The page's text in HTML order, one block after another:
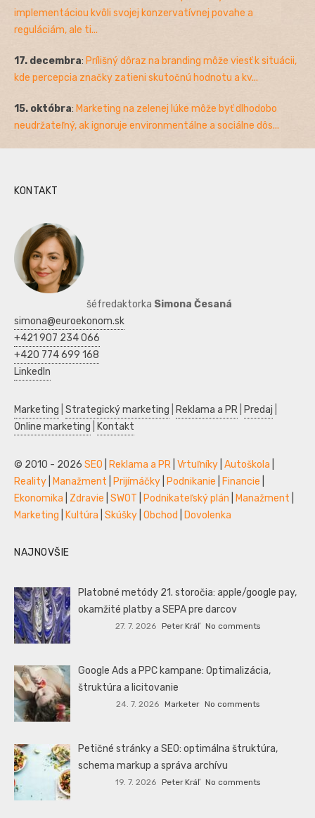
implementáciou kvôli svojej konzervatívnej povahe a
reguláciám, ale ti...
17. decembra: Prílišný dôraz na branding môže viesť k situácii,
kde percepcia značky zatieni skutočnú hodnotu a kv...
15. októbra: Marketing na zelenej lúke môže byť dlhodobo
neudržateľný, ak ignoruje environmentálne a sociálne dôs...
KONTAKT
šéfredaktorka Simona Česaná
simona@euroekonom.sk
+421 907 234 066
+420 774 699 168
LinkedIn
Marketing Strategický marketing Reklama a PR Predaj
Online marketing
Kontakt
© 2010 - 2026 SEO Reklama a PR Vrtuľníky Autoškola
Reality
Manažment Prijímáčky Podnikanie Financie
Ekonomika
Zdravie SWOT Podnikateľský plán Manažment
Marketing
Kultúra Skúšky Obchod Dovolenka
NAJNOVŠIE
Platobné metódy 21. storočia: apple/google pay,
okamžité platby a SEPA pre darcov
27. 7. 2026 Peter Kráľ No comments
Google Ads a PPC kampane: Optimalizácia,
štruktúra a licitovanie
24. 7. 2026 Marketer No comments
Petičné stránky a SEO: optimálna štruktúra,
schema markup a správa archívu
19. 7. 2026 Peter Kráľ No comments